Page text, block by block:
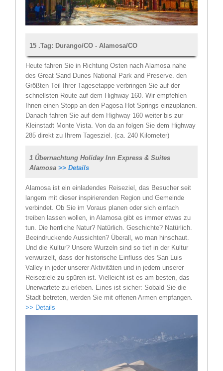
15 .Tag: Durango/CO - Alamosa/CO
Heute fahren Sie in Richtung Osten nach Alamosa nahe
des Great Sand Dunes National Park and Preserve. den
Größten Teil Ihrer Tagesetappe verbringen Sie auf der
schnellsten Route auf dem Highway 160. Wir empfehlen
Ihnen einen Stopp an den Pagosa Hot Springs einzuplanen.
Danach fahren Sie auf dem Highway 160 weiter bis zur
Kleinstadt Monte Vista. Von da an folgen Sie dem Highway
285 direkt zu Ihrem Tagesziel. (ca. 240 Kilometer)
1 Übernachtung Holiday Inn Express & Suites
Alamosa >> Details
Alamosa ist ein einladendes Reiseziel, das Besucher seit
langem mit dieser inspirierenden Region und Gemeinde
verbindet. Ob Sie im Voraus planen oder sich einfach
treiben lassen wollen, in Alamosa gibt es immer etwas zu
tun. Die herrliche Natur? Natürlich. Geschichte? Natürlich.
Beeindruckende Aussichten? Überall, wo man hinschaut.
Und die Kultur? Unsere Wurzeln sind so tief in der Kultur
verwurzelt, dass der historische Einfluss des San Luis
Valley in jeder unserer Aktivitäten und in jedem unserer
Reiseziele zu spüren ist. Vielleicht ist es am besten, das
Unerwartete zu erleben. Eines ist sicher: Sobald Sie die
Stadt betreten, werden Sie mit offenen Armen empfangen.
>> Details